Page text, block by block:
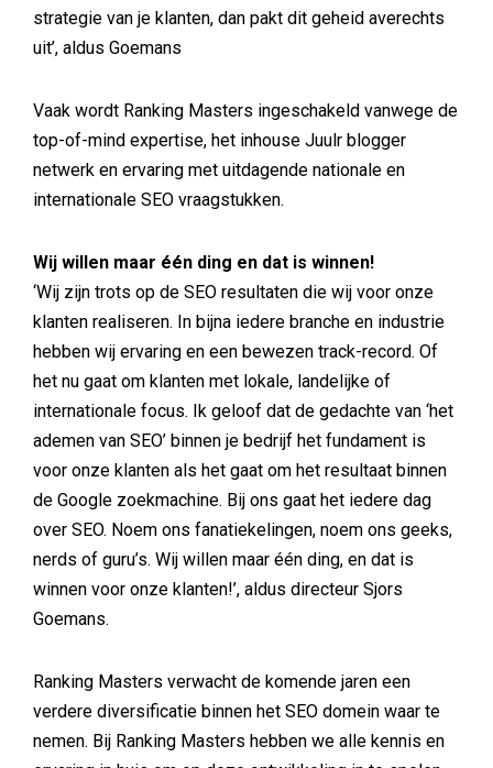
strategie van je klanten, dan pakt dit geheid averechts
uit’, aldus Goemans
Vaak wordt Ranking Masters ingeschakeld vanwege de
top-of-mind expertise, het inhouse Juulr blogger
netwerk en ervaring met uitdagende nationale en
internationale SEO vraagstukken.
Wij willen maar één ding en dat is winnen!
‘Wij zijn trots op de SEO resultaten die wij voor onze
klanten realiseren. In bijna iedere branche en industrie
hebben wij ervaring en een bewezen track-record. Of
het nu gaat om klanten met lokale, landelijke of
internationale focus. Ik geloof dat de gedachte van ‘het
ademen van SEO’ binnen je bedrijf het fundament is
voor onze klanten als het gaat om het resultaat binnen
de Google zoekmachine. Bij ons gaat het iedere dag
over SEO. Noem ons fanatiekelingen, noem ons geeks,
nerds of guru’s. Wij willen maar één ding, en dat is
winnen voor onze klanten!’, aldus directeur Sjors
Goemans.
Ranking Masters verwacht de komende jaren een
verdere diversificatie binnen het SEO domein waar te
nemen. Bij Ranking Masters hebben we alle kennis en